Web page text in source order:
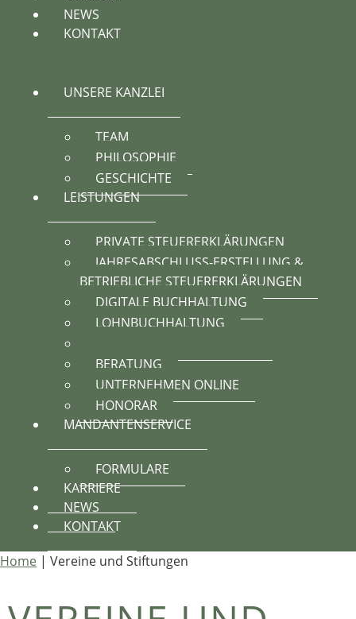
NEWS
KONTAKT
UNSERE KANZLEI
TEAM
PHILOSOPHIE
GESCHICHTE
LEISTUNGEN
PRIVATE STEUERERKLÄRUNGEN
JAHRESABSCHLUSS-ERSTELLUNG &
BETRIEBLICHE STEUERERKLÄRUNGEN
DIGITALE BUCHHALTUNG
LOHNBUCHHALTUNG
BERATUNG
UNTERNEHMEN ONLINE
HONORAR
MANDANTENSERVICE
FORMULARE
KARRIERE
NEWS
KONTAKT
Home | Vereine und Stiftungen